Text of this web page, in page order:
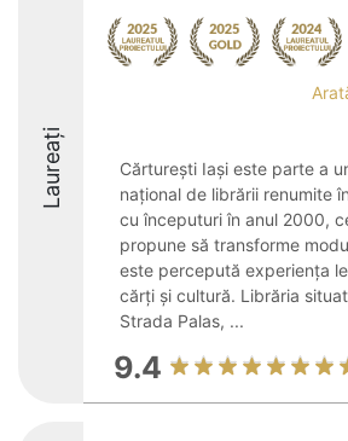
Laureați
Cărturești Iași este parte a
național de librării renumite
cu începuturi în anul 2000,
propune să transforme
este percepută experiența
cărți și cultură. Librăria
Strada Palas, ...
9.4